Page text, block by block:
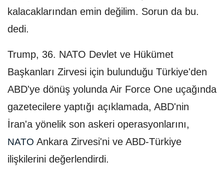
kalacaklarından emin değilim. Sorun da bu.
dedi.
Trump, 36.⁠ ⁠NATO Devlet ve Hükümet
Başkanları Zirvesi için bulunduğu Türkiye'den
ABD'ye dönüş yolunda Air Force One uçağında
gazetecilere yaptığı açıklamada, ABD'nin
İran'a yönelik son askeri operasyonlarını,
NATO Ankara Zirvesi'ni ve ABD-Türkiye
ilişkilerini değerlendirdi.